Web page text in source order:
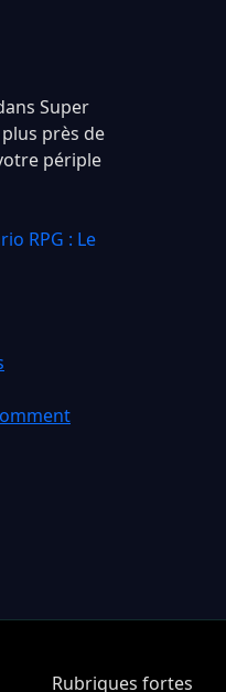
Super
près de
périple
RPG : Le
Rubriques fortes